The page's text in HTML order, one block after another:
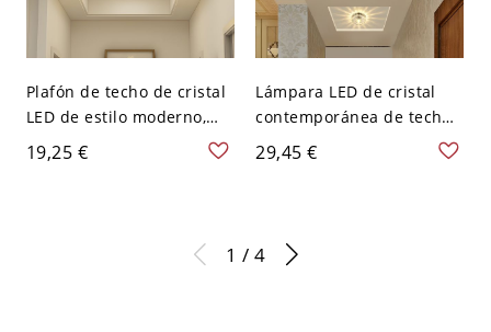
Plafón de techo de cristal
LED de estilo moderno,
montaje al ras, con
orificio de 2-3,5'' de
19,25 €
Lámpara LED de cristal
contemporánea de techo,
plafón decorativo tipo sol
para pasillo y recibidor -
29,45 €
1 / 4